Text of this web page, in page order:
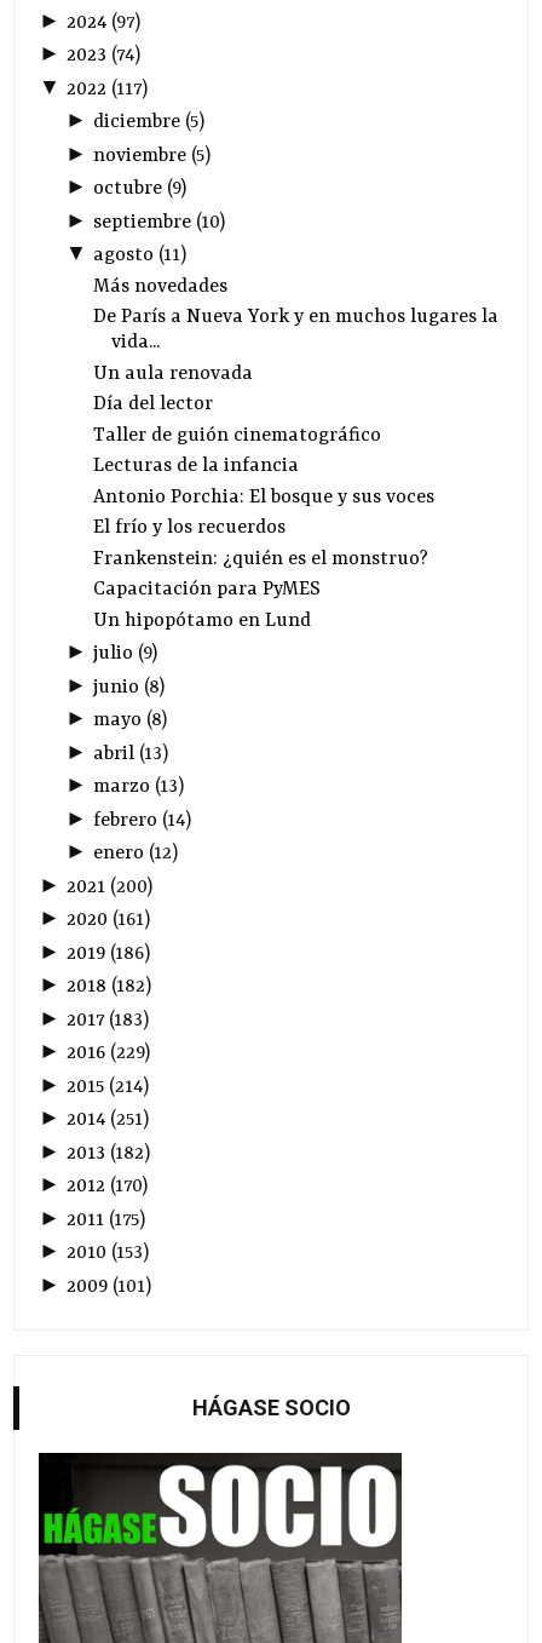
► 2024 (97)
►2023 (74)
▼ 2022 (117)
► diciembre(5)
► noviembre(5)
► octubre(9)
► septiembre(10)
▼ agosto (11)
Más novedades
De París a Nueva York y en muchos lugares la
vida...
Un aula renovada
Día del lector
Taller de guión cinematográfico
Lecturas de la infancia
Antonio Porchia: El bosque y sus voces
El frío y los recuerdos
Frankenstein: ¿quién es el monstruo?
Capacitación para PyMES
Un hipopótamo en Lund
► julio (9)
► junio (8)
► mayo (8)
► abril(13)
► marzo (13)
► febrero (14)
► enero (12)
► 2021 (200)
►2020 (161)
► 2019 (186)
►2018 (182)
► 2017(183)
►2016 (229)
► 2015 (214)
►2014 (251)
► 2013 (182)
►2012 (170)
► 2011 (175)
►2010 (153)
► 2009 (101)
HÁGASE SOCIO